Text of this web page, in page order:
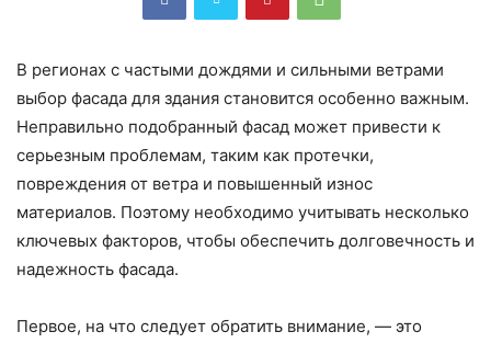
В регионах с частыми дождями и сильными ветрами
выбор фасада для здания становится особенно важным.
Неправильно подобранный фасад может привести к
серьезным проблемам, таким как протечки,
повреждения от ветра и повышенный износ
материалов. Поэтому необходимо учитывать несколько
ключевых факторов, чтобы обеспечить долговечность и
надежность фасада.
Первое, на что следует обратить внимание, — это